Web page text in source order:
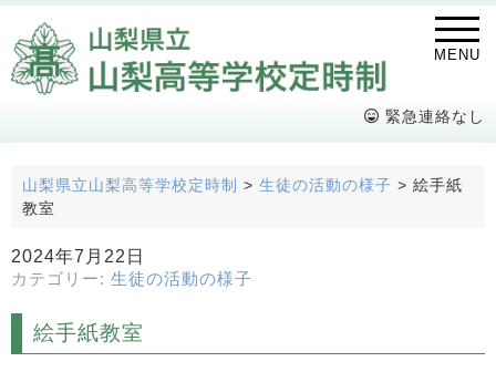
MENU
緊急連絡なし
山梨県立山梨高等学校定時制 > 生徒の活動の様子 > 絵手紙
教室
2024年7月22日
カテゴリー: 生徒の活動の様子
絵手紙教室